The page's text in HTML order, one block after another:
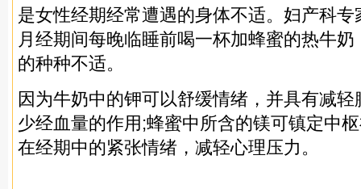
是女性经期经常遭遇的身体不适。妇产科
月经期间每晚临睡前喝一杯加蜂蜜的热牛
的种种不适。
因为牛奶中的钾可以舒缓情绪，并具有减
少经血量的作用;蜂蜜中所含的镁可镇定中
在经期中的紧张情绪，减轻心理压力。